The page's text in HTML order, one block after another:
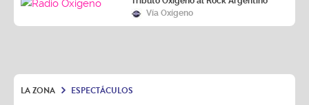
Vía Oxígeno
LA ZONA ESPECTÁCULOS